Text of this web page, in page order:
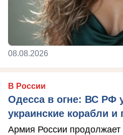
08.08.2026
В России
Одесса в огне: ВС РФ
украинские корабли и
Армия России продолжает